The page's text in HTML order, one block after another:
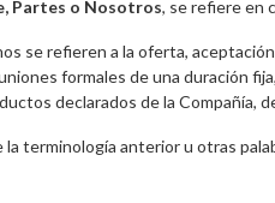
Partes o Nosotros, se refiere en
se refieren a la oferta,
formales de una duración
declarados de la Compañía,
la terminología anterior u otras